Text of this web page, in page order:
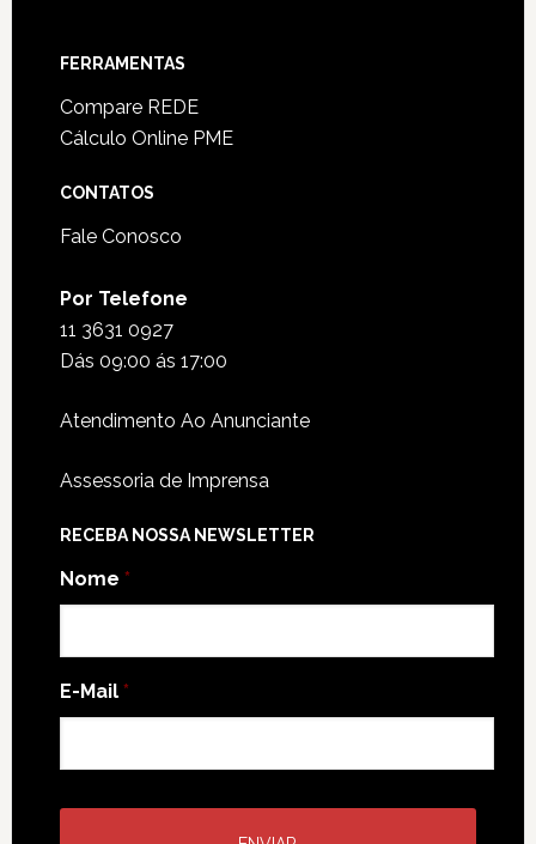
FERRAMENTAS
Compare REDE
Cálculo Online PME
CONTATOS
Fale Conosco
Por Telefone
11 3631 0927
Dás 09:00 ás 17:00
Atendimento Ao Anunciante
Assessoria de Imprensa
RECEBA NOSSA NEWSLETTER
Nome *
E-Mail *